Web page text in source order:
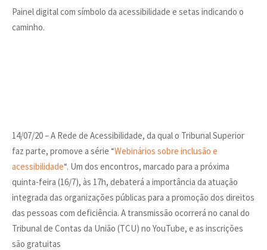
Painel digital com símbolo da acessibilidade e setas indicando o
caminho.
14/07/20 – A Rede de Acessibilidade, da qual o Tribunal Superior
faz parte, promove a série “Webinários sobre inclusão e
acessibilidade“. Um dos encontros, marcado para a próxima
quinta-feira (16/7), às 17h, debaterá a importância da atuação
integrada das organizações públicas para a promoção dos direitos
das pessoas com deficiência. A transmissão ocorrerá no canal do
Tribunal de Contas da União (TCU) no YouTube, e as inscrições
são gratuitas